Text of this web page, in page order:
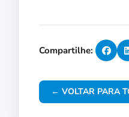
Compartilhe:
← VOLTAR PARA